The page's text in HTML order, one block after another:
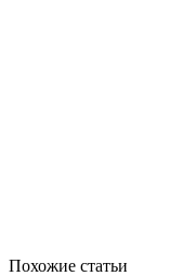
Похожие статьи